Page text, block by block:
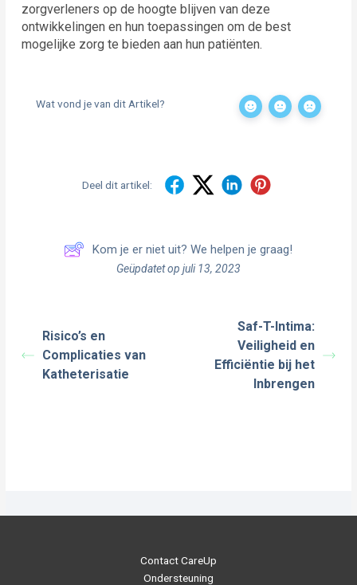
zorgverleners op de hoogte blijven van deze
ontwikkelingen en hun toepassingen om de best
mogelijke zorg te bieden aan hun patiënten.
Wat vond je van dit Artikel?
Deel dit artikel:
Kom je er niet uit? We helpen je graag!
Geüpdatet op juli 13, 2023
Risico’s en
Complicaties van
Katheterisatie
Saf-T-Intima:
Veiligheid en
Efficiëntie bij het
Inbrengen
Contact CareUp
Ondersteuning